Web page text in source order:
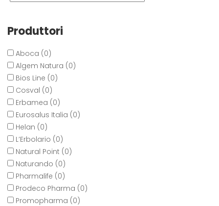
Produttori
Aboca (0)
Algem Natura (0)
Bios Line (0)
Cosval (0)
Erbamea (0)
Eurosalus Italia (0)
Helan (0)
L’Erbolario (0)
Natural Point (0)
Naturando (0)
Pharmalife (0)
Prodeco Pharma (0)
Promopharma (0)